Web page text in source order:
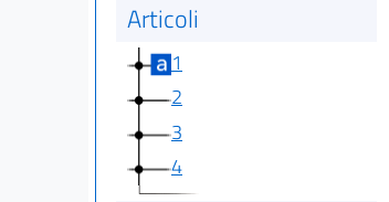
Articoli
1
2
3
4